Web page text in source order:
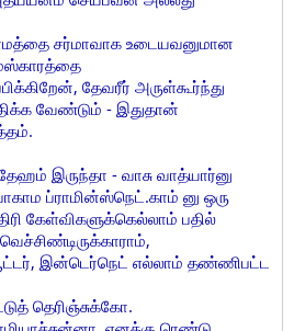
சர்மாவாக உடையவனுமான
தேவரீர் அருள்கூர்ந்து
வேண்டும் - இதுதான்
இருந்தா - வாசு வாத்யார்னு
ப்ராமின்ஸ்நெட்.காம் னு ஒரு
கேள்விகளுக்கெல்லாம் பதில்
இன்டெர்நெட் எல்லாம் தண்ணிபட்ட
தெரிஞ்சுக்கோ.